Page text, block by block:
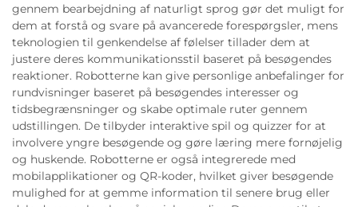
gennem bearbejdning af naturligt sprog gør det muligt for
dem at forstå og svare på avancerede forespørgsler, mens
teknologien til genkendelse af følelser tillader dem at
justere deres kommunikationsstil baseret på besøgendes
reaktioner. Robotterne kan give personlige anbefalinger for
rundvisninger baseret på besøgendes interesser og
tidsbegrænsninger og skabe optimale ruter gennem
udstillingen. De tilbyder interaktive spil og quizzer for at
involvere yngre besøgende og gøre læring mere fornøjelig
og huskende. Robotterne er også integrerede med
mobilapplikationer og QR-koder, hvilket giver besøgende
mulighed for at gemme information til senere brug eller